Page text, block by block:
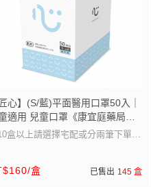
匠心】(S/藍)平面醫用口罩50入｜
適用 兒童口罩《康宜庭藥局》
證原廠貨》
盒以上請選擇宅配或分兩筆下單唷
大小可以參考圖片的尺寸~
盒 已售出 145 盒